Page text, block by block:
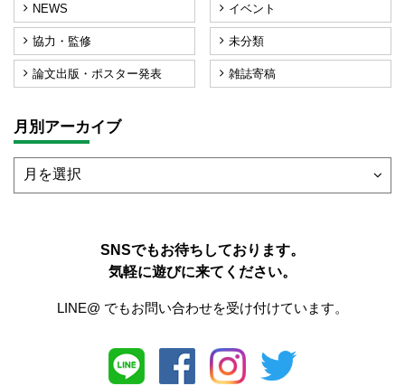
NEWS イベント
協力・監修 未分類
論文出版・ポスター発表 雑誌寄稿
月別アーカイブ
SNSでもお待ちしております。
気軽に遊びに来てください。
LINE@ でもお問い合わせを受け付けています。